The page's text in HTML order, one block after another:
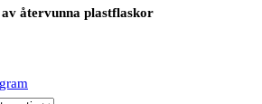
återvunna plastflaskor